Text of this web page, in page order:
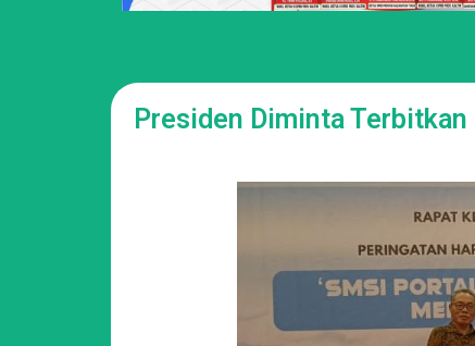
Presiden Diminta